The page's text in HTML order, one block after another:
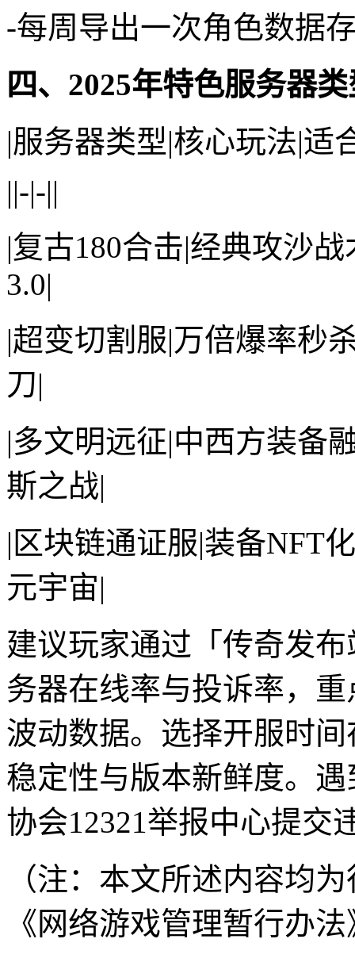
-每周导出一次角色数据
四、2025年特色服务器
|服务器类型|核心玩法|适
||-|-||
|复古180合击|经典攻沙
3.0|
|超变切割服|万倍爆率秒
刀|
|多文明远征|中西方装备
斯之战|
|区块链通证服|装备NFT
元宇宙|
建议玩家通过「传奇发
务器在线率与投诉率，
波动数据。选择开服时
稳定性与版本新鲜度。
协会12321举报中心提交
（注：本文所述内容均
《网络游戏管理暂行办